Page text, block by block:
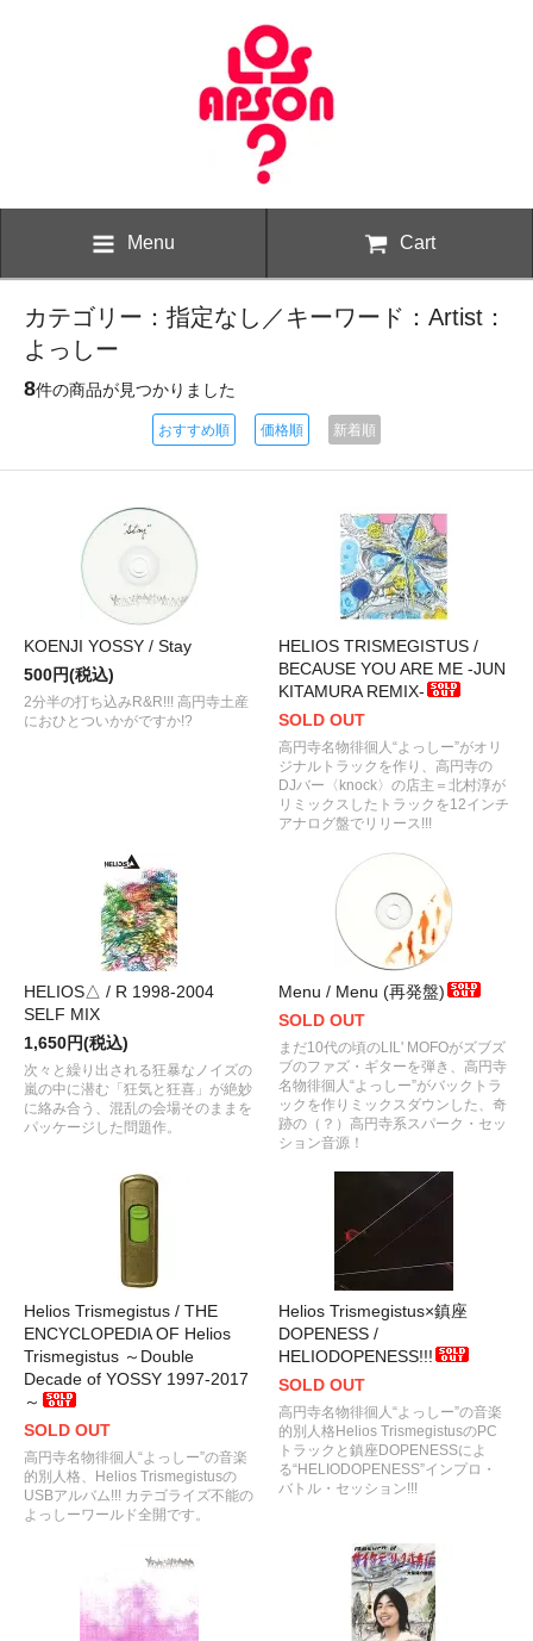
Menu Cart
カテゴリー：指定なし／キーワード：Artist：
よっしー
8件の商品が見つかりました
おすすめ順 価格順 新着順
KOENJI YOSSY / Stay
500円(税込)
2分半の打ち込みR&R!!! 高円寺土産
におひとついかがですか!?
HELIOS TRISMEGISTUS /
BECAUSE YOU ARE ME -JUN
KITAMURA REMIX-
SOLD OUT
高円寺名物徘徊人“よっしー”がオリ
ジナルトラックを作り、高円寺の
DJバー〈knock〉の店主＝北村淳が
リミックスしたトラックを12インチ
アナログ盤でリリース!!!
HELIOS△ / R 1998-2004
SELF MIX
1,650円(税込)
次々と繰り出される狂暴なノイズの
嵐の中に潜む「狂気と狂喜」が絶妙
に絡み合う、混乱の会場そのままを
パッケージした問題作。
Menu / Menu (再発盤)
SOLD OUT
まだ10代の頃のLIL' MOFOがズブズ
ブのファズ・ギターを弾き、高円寺
名物徘徊人“よっしー”がバックトラ
ックを作りミックスダウンした、奇
跡の（？）高円寺系スパーク・セッ
ション音源！
Helios Trismegistus / THE
ENCYCLOPEDIA OF Helios
Trismegistus ～Double
Decade of YOSSY 1997-2017
～
SOLD OUT
高円寺名物徘徊人“よっしー”の音楽
的別人格、Helios Trismegistusの
USBアルバム!!! カテゴライズ不能の
よっしーワールド全開です。
Helios Trismegistus×鎮座
DOPENESS /
HELIODOPENESS!!!
SOLD OUT
高円寺名物徘徊人“よっしー”の音楽
的別人格Helios TrismegistusのPC
トラックと鎮座DOPENESSによ
る“HELIODOPENESS”インプロ・
バトル・セッション!!!